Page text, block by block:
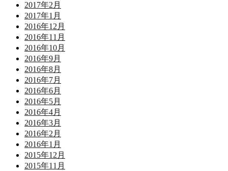
2017年2月
2017年1月
2016年12月
2016年11月
2016年10月
2016年9月
2016年8月
2016年7月
2016年6月
2016年5月
2016年4月
2016年3月
2016年2月
2016年1月
2015年12月
2015年11月